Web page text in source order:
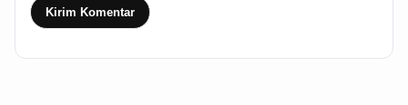
Kirim Komentar